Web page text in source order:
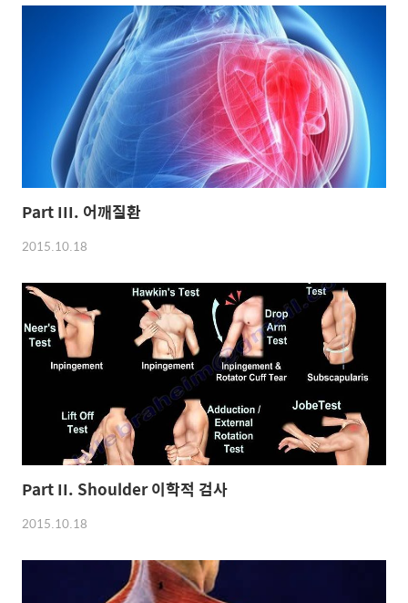
Part III. 어깨질환
2015.10.18
Part II. Shoulder 이학적 검사
2015.10.18